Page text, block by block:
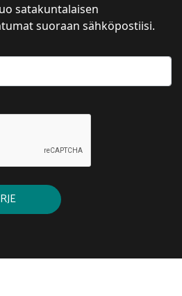
satakuntalaisen
suoraan sähköpostiisi.